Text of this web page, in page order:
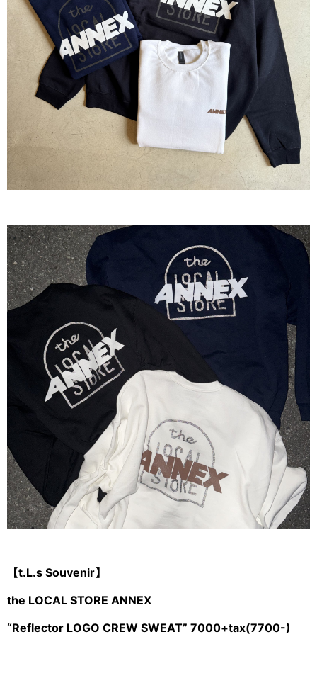
【t.L.s Souvenir】
the LOCAL STORE ANNEX
“Reflector LOGO CREW SWEAT” 7000+tax(7700-)